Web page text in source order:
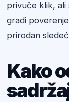
privuče klik, ali
gradi
prirodan
Kako